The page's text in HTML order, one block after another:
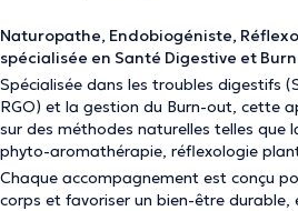
Naturopathe, Endobiogéniste,
spécialisée en Santé Digestive et
Spécialisée dans les troubles digestifs
RGO) et la gestion du Burn-out, cette
sur des méthodes naturelles telles que
phyto-aromathérapie, réflexologie
Chaque accompagnement est conçu
corps et favoriser un bien-être